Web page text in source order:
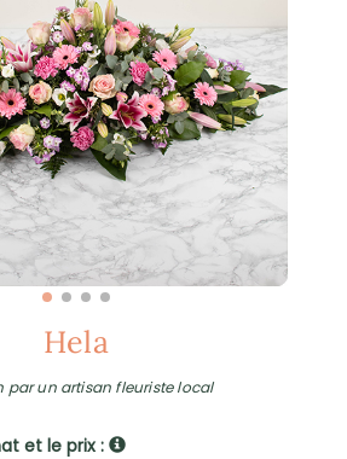
Hela
par un artisan fleuriste local
et le prix :